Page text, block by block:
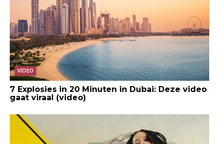
VIDEO
7 Explosies in 20 Minuten in Dubai: Deze video
gaat viraal (video)